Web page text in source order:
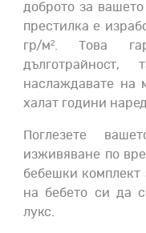
доброто за
престилка е
гр/м². Това
наслаждавате на
халат години
Поглезете
изживяване по
бебешки комплект
на бебето си да
лукс.